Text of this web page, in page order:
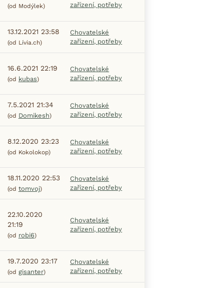
(od Modýlek)
zařízení, potřeby
13.12.2021 23:58
(od Lívia.ch)
Chovatelské
zařízení, potřeby
16.6.2021 22:19
(od kubas)
Chovatelské
zařízení, potřeby
7.5.2021 21:34
(od Domikesh)
Chovatelské
zařízení, potřeby
8.12.2020 23:23
(od Kokolokop)
Chovatelské
zařízení, potřeby
18.11.2020 22:53
(od tomvoj)
Chovatelské
zařízení, potřeby
22.10.2020
21:19
(od robi6)
Chovatelské
zařízení, potřeby
19.7.2020 23:17
(od gisanter)
Chovatelské
zařízení, potřeby